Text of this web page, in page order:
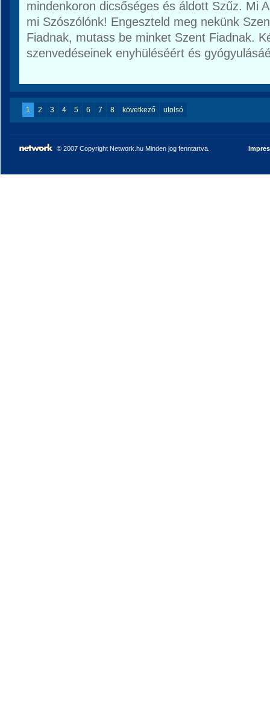
mindenkoron dicsőséges és áldott Szűz. Mi
mi Szószólónk! Engeszteld meg nekünk
Fiadnak, mutass be minket Szent Fiadnak.
szenvedéseinek enyhüléséért és
1 2 3 4 5 6 7 8 következő utolsó
© 2007 Copyright Network.hu Minden jog fenntartva.